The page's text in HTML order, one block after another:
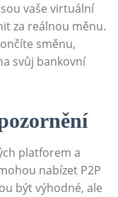
vaše virtuální
za reálnou měnu.
směnu,
svůj bankovní
platforem a
nabízet P2P
být výhodné, ale